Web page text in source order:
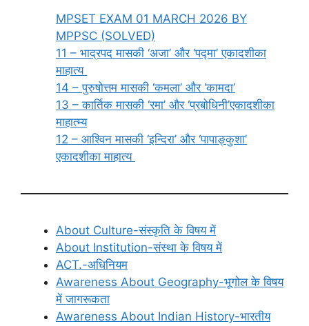
MPSET EXAM 01 MARCH 2026 BY
MPPSC (SOLVED)
11 – भाद्रपद मासकी ‘अजा’ और ‘पद्मा’ एकादशीका
माहात्य
14 – पुरुषोत्तम मासकी ‘कमला’ और ‘कामदा’
13 – कार्तिक मासकी ‘रमा’ और ‘प्रबोधिनी’एकादशीका
माहात्म्य
12 – आश्विन मासकी ‘इन्दिरा’ और ‘पापाङ्कुशा’
एकादशीका माहात्य
About Culture-संस्कृति के विषय में
About Institution-संस्था के विषय में
ACT.-अधिनियम
Awareness About Geography-भूगोल के विषय
में जागरूकता
Awareness About Indian History-भारतीय